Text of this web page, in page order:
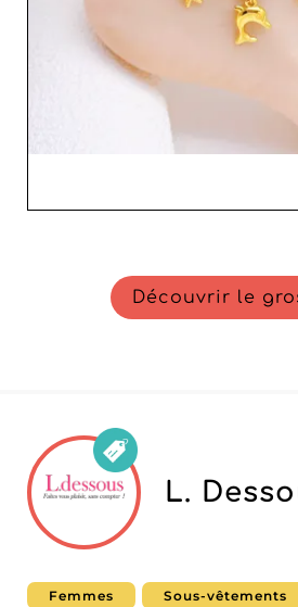
Découvrir le
L.
Femmes Sous-vêtements